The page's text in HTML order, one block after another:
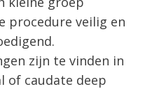
procedure veilig en
zijn te vinden in
of caudate deep